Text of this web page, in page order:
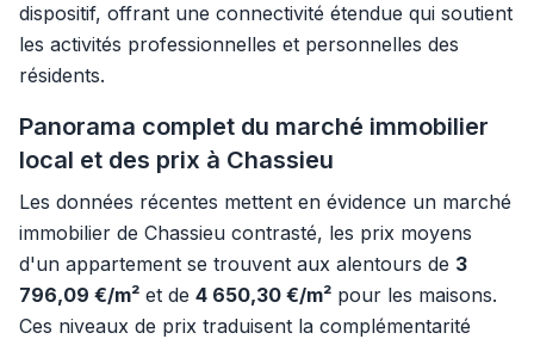
dispositif, offrant une connectivité étendue qui soutient
les activités professionnelles et personnelles des
résidents.
Panorama complet du marché immobilier
local et des prix à Chassieu
Les données récentes mettent en évidence un marché
immobilier de Chassieu contrasté, les prix moyens
d'un appartement se trouvent aux alentours de 3
796,09 €/m² et de 4 650,30 €/m² pour les maisons.
Ces niveaux de prix traduisent la complémentarité